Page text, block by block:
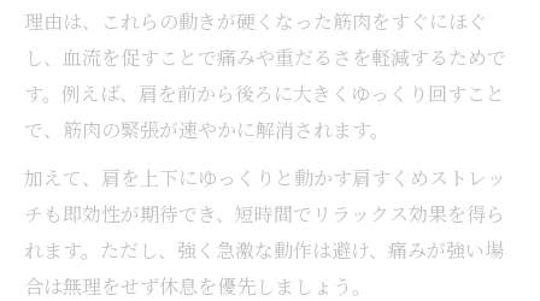
理由は、これらの動きが硬くなった筋肉をすぐにほぐ
し、血流を促すことで痛みや重だるさを軽減するためで
す。例えば、肩を前から後ろに大きくゆっくり回すこと
で、筋肉の緊張が速やかに解消されます。
加えて、肩を上下にゆっくりと動かす肩すくめストレッ
チも即効性が期待でき、短時間でリラックス効果を得ら
れます。ただし、強く急激な動作は避け、痛みが強い場
合は無理をせず休息を優先しましょう。